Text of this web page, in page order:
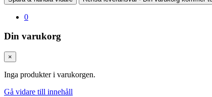
0
Din varukorg
×
Inga produkter i varukorgen.
Gå vidare till innehåll